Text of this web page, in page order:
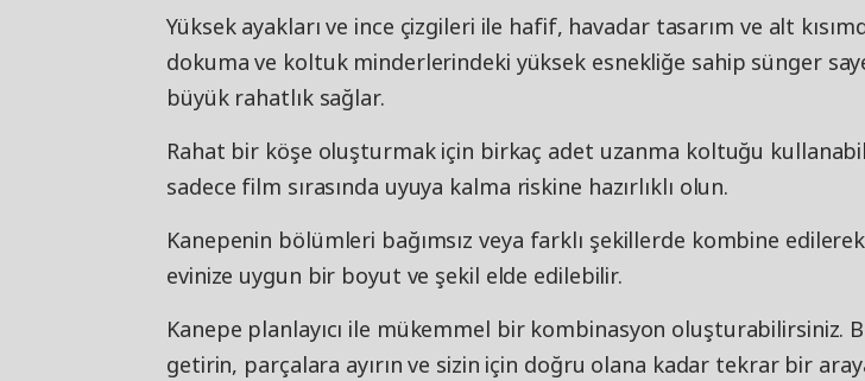
Yüksek ayakları ve ince çizgileri ile hafif, havadar tasarım ve alt
dokuma ve koltuk minderlerindeki yüksek esnekliğe sahip sünger
büyük rahatlık sağlar.
Rahat bir köşe oluşturmak için birkaç adet uzanma koltuğu
sadece film sırasında uyuya kalma riskine hazırlıklı olun.
Kanepenin bölümleri bağımsız veya farklı şekillerde kombine
evinize uygun bir boyut ve şekil elde edilebilir.
Kanepe planlayıcı ile mükemmel bir kombinasyon oluşturabilirsiniz.
getirin, parçalara ayırın ve sizin için doğru olana kadar tekrar bir